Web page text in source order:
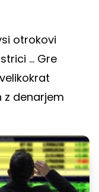
otrokovi
... Gre
z denarjem